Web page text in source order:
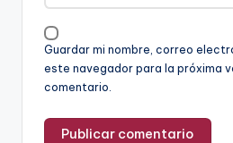
Guardar mi nombre, correo
este navegador para la próxima
comentario.